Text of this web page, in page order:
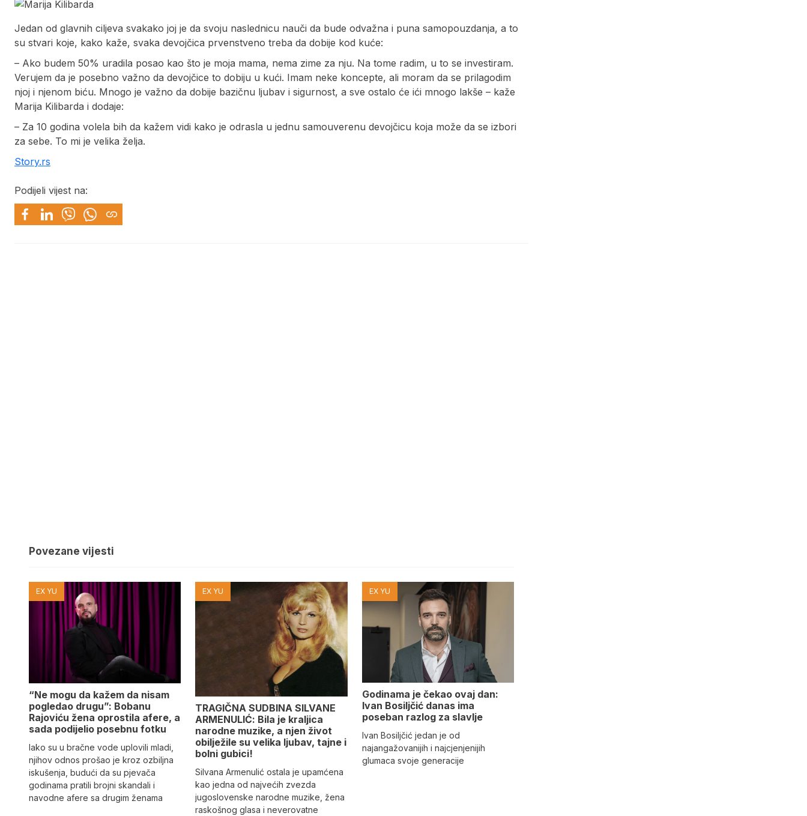
Jedan od glavnih ciljeva svakako joj je da svoju naslednicu nauči da bude odvažna i puna samopouzdanja, a to
su stvari koje, kako kaže, svaka devojčica prvenstveno treba da dobije kod kuće:
– Ako budem 50% uradila posao kao što je moja mama, nema zime za nju. Na tome radim, u to se investiram.
Verujem da je posebno važno da devojčice to dobiju u kući. Imam neke koncepte, ali moram da se prilagodim
njoj i njenom biću. Mnogo je važno da dobije bazičnu ljubav i sigurnost, a sve ostalo će ići mnogo lakše – kaže
Marija Kilibarda i dodaje:
– Za 10 godina volela bih da kažem vidi kako je odrasla u jednu samouverenu devojčicu koja može da se izbori
za sebe. To mi je velika želja.
Story.rs
Podijeli vijest na:
Povezane vijesti
EX YU
“Ne mogu da kažem da nisam
pogledao drugu”: Bobanu
Rajoviću žena oprostila afere, a
sada podijelio posebnu fotku
Iako su u bračne vode uplovili mladi,
njihov odnos prošao je kroz ozbiljna
iskušenja, budući da su pjevača
godinama pratili brojni skandali i
navodne afere sa drugim ženama
EX YU
TRAGIČNA SUDBINA SILVANE
ARMENULIĆ: Bila je kraljica
narodne muzike, a njen život
obilježile su velika ljubav, tajne i
bolni gubici!
Silvana Armenulić ostala je upamćena
kao jedna od najvećih zvezda
jugoslovenske narodne muzike, žena
raskošnog glasa i neverovatne
EX YU
Godinama je čekao ovaj dan:
Ivan Bosiljčić danas ima
poseban razlog za slavlje
Ivan Bosiljčić jedan je od
najangažovanijih i najcjenjenijih
glumaca svoje generacije